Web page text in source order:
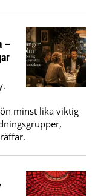
–
minst lika viktig